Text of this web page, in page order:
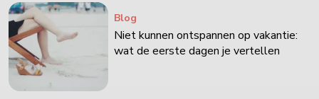
Blog
Niet kunnen ontspannen op vakantie:
wat de eerste dagen je vertellen